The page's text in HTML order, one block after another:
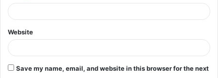
Website
Save my name, email, and website in this browser for the next